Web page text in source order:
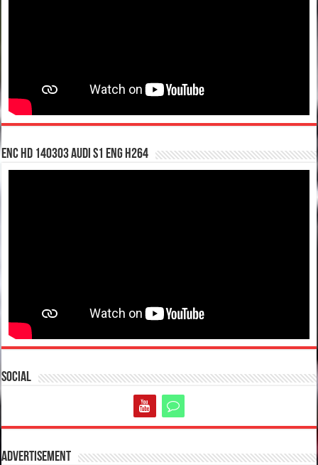
enc hd 140303 Audi S1 ENG H264
Social
Advertisement